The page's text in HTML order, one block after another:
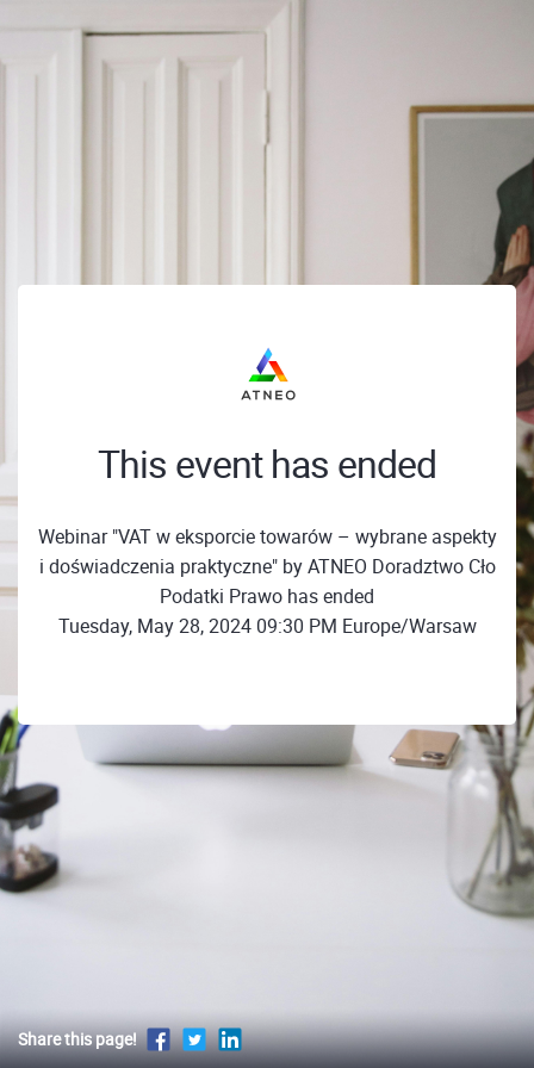
This event has ended
Webinar "VAT w eksporcie towarów – wybrane aspekty
i doświadczenia praktyczne" by ATNEO Doradztwo Cło
Podatki Prawo has ended
Tuesday, May 28, 2024 09:30 PM Europe/Warsaw
Share this page!